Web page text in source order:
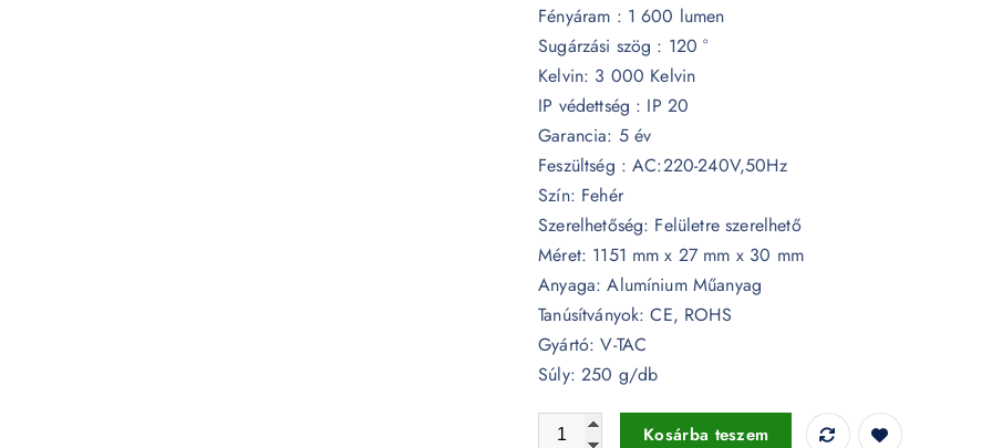
Fényáram : 1 600 lumen
Sugárzási szög : 120 °
Kelvin: 3 000 Kelvin
IP védettség : IP 20
Garancia: 5 év
Feszültség : AC:220-240V,50Hz
Szín: Fehér
Szerelhetőség: Felületre szerelhető
Méret: 1151 mm x 27 mm x 30 mm
Anyaga: Alumínium Műanyag
Tanúsítványok: CE, ROHS
Gyártó: V-TAC
Súly: 250 g/db
16W T5 120cm LED Komplett lámpatest Samsung chip
Kosárba teszem